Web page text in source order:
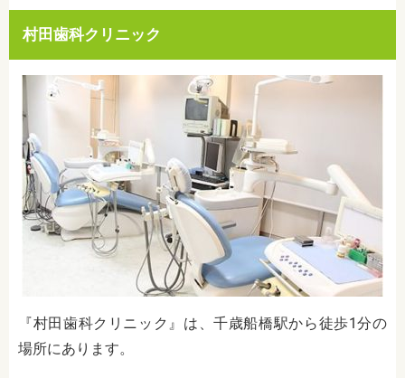
村田歯科クリニック
『村田歯科クリニック』は、千歳船橋駅から徒歩1分の
場所にあります。